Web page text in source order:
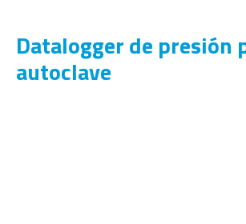
Datalogger de presión
autoclave